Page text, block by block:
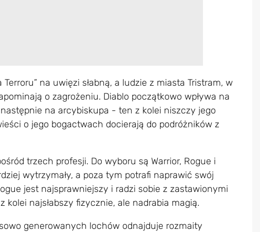
na uwięzi słabną, a ludzie z miasta Tristram, w
o zagrożeniu. Diablo początkowo wpływa na
na arcybiskupa - ten z kolei niszczy jego
o jego bogactwach docierają do podróżników z
trzech profesji. Do wyboru są Warrior, Rogue i
wytrzymały, a poza tym potrafi naprawić swój
jest najsprawniejszy i radzi sobie z zastawionymi
kolei najsłabszy fizycznie, ale nadrabia magią.
generowanych lochów odnajduje rozmaity